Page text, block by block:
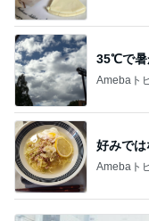
35℃で暑
Amebaト
好みで
Amebaト